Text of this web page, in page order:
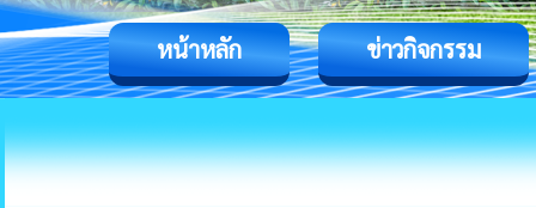
หน้าหลัก ข่าวกิจกรรม